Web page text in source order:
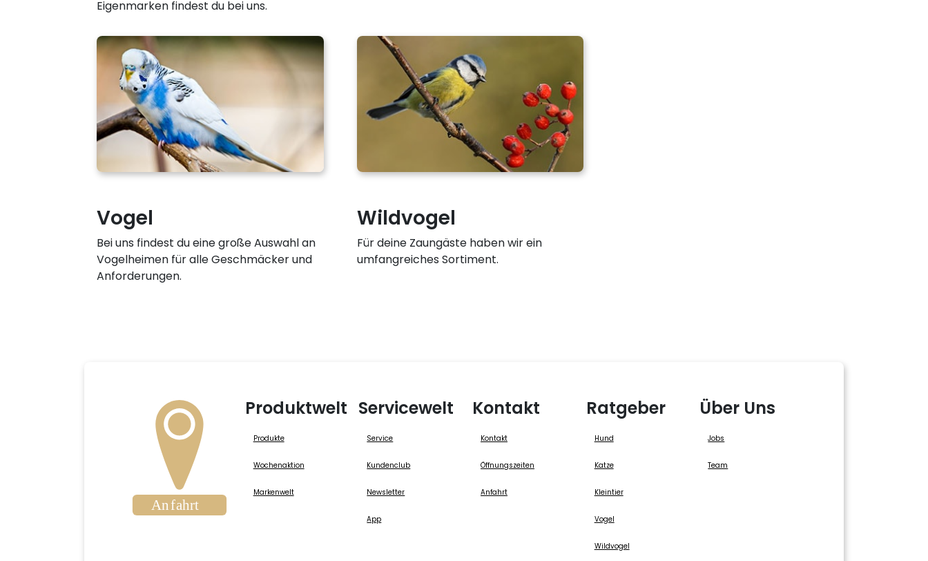
Eigenmarken findest du bei uns.
Vogel
Bei uns findest du eine große Auswahl an
Vogelheimen für alle Geschmäcker und
Anforderungen.
Wildvogel
Für deine Zaungäste haben wir ein
umfangreiches Sortiment.
Produktwelt
Produkte
Wochenaktion
Markenwelt
Servicewelt
Service
Kundenclub
Newsletter
App
Kontakt
Kontakt
Öffnungszeiten
Anfahrt
Ratgeber
Hund
Katze
Kleintier
Vogel
Wildvogel
Über Uns
Jobs
Team